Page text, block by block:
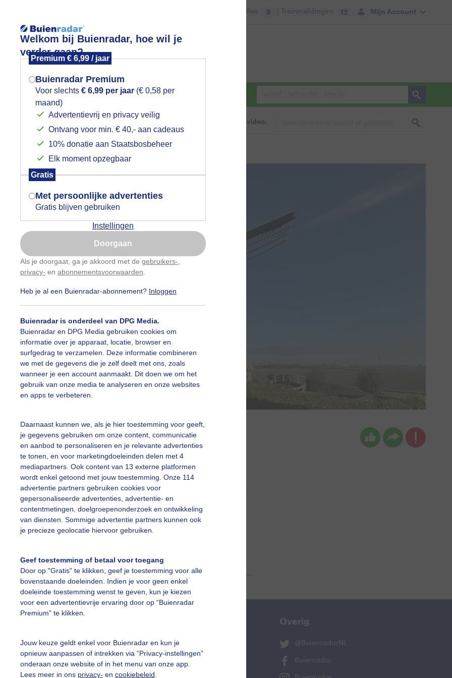
Welkom bij Buienradar, hoe wil je
verder gaan?
Premium € 6,99 / jaar
Buienradar Premium
Voor slechts € 6,99 per jaar (€ 0,58 per
maand)
Advertentievrij en privacy veilig
Ontvang voor min. € 40,- aan cadeaus
10% donatie aan Staatsbosbeheer
Elk moment opzegbaar
Gratis
Met persoonlijke advertenties
Gratis blijven gebruiken
Instellingen
Doorgaan
Als je doorgaat, ga je akkoord met de gebruikers-
privacy- en abonnementsvoorwaarden
Heb je al een Buienradar-abonnement? Inloggen
Buienradar is onderdeel van DPG Media.
Buienradar en DPG Media gebruiken cookies om
informatie over je apparaat, locatie, browser en
surfgedrag te verzamelen. Deze informatie combineren
we met de gegevens die je zelf deelt met ons, zoals
wanneer je een account aanmaakt. Dit doen we om het
gebruik van onze media te analyseren en onze websites
en apps te verbeteren.
Daarnaast kunnen we, als je hier toestemming voor geeft,
je gegevens gebruiken om onze content, communicatie
en aanbod te personaliseren en je relevante advertenties
te tonen, en voor marketingdoeleinden delen met 4
mediapartners. Ook content van 13 externe platformen
wordt enkel getoond met jouw toestemming. Onze 114
advertentie partners gebruiken cookies voor
gepersonaliseerde advertenties, advertentie- en
contentmetingen, doelgroepenonderzoek en ontwikkeling
van diensten. Sommige advertentie partners kunnen ook
je precieze geolocatie hiervoor gebruiken.
Geef toestemming of betaal voor toegang
Door op "Gratis" te klikken, geef je toestemming voor alle
bovenstaande doeleinden. Indien je voor geen enkel
doeleinde toestemming wenst te geven, kun je kiezen
voor een advertentievrije ervaring door op “Buienradar
Premium” te klikken.
Jouw keuze geldt enkel voor Buienradar en kun je
opnieuw aanpassen of intrekken via “Privacy-instellingen”
onderaan onze website of in het menu van onze app.
Lees meer in ons privacy- en cookiebeleid
Mijn Account
Files 5 | Treinmeldingen 12
Foto en video Weerzine
Zoeken in foto & video:
was er nauwelijks vanmorgen
Jolanda Bakker Gemaakt: 08-11-2025, 39x bekeken
slideshow
Een moment geduld aub...
vragen
De Bilt
Overig
@BuienradarNL
Buienradar
Mogen we je locatie gebruiken voor
het weer?
Indien je hier nog geen akkoord op hebt
gegeven, verschijnt er zo een pop-up uit
je browser waarin deze toestemming
gevraagd wordt.
Is goed, toon de popup
Nu niet, misschien later
Gebruik je Safari en wil je niet elke dag deze pop-up
Klikhierom dit aan te passen